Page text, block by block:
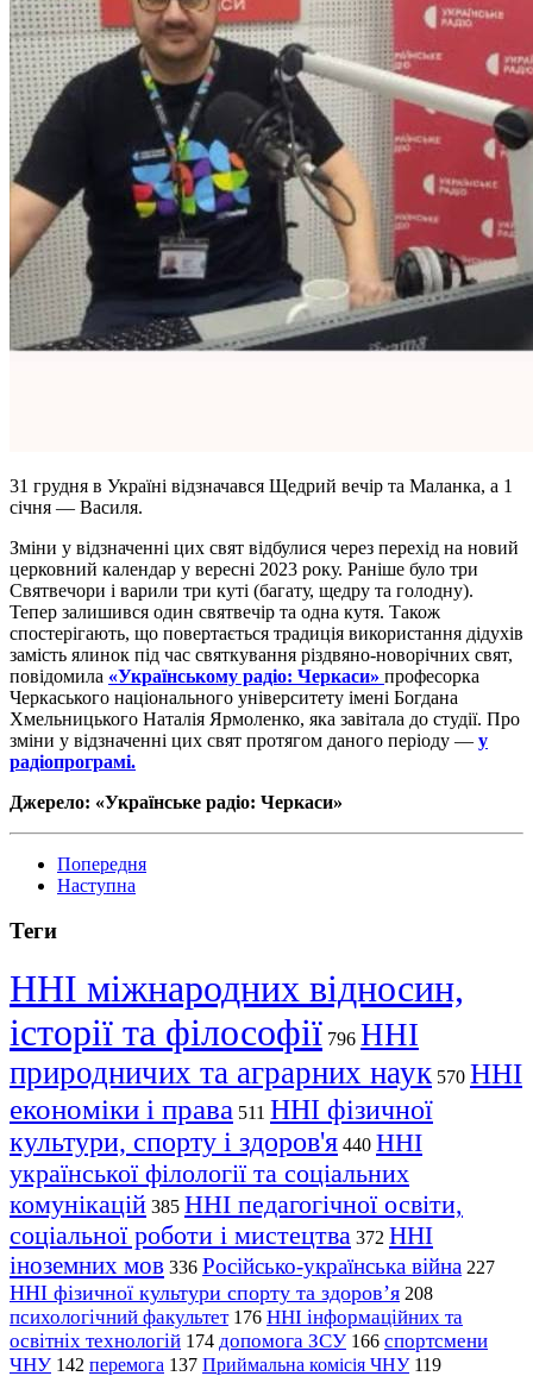
31 грудня в Україні відзначався Щедрий вечір та Маланка, а 1
січня — Василя.
Зміни у відзначенні цих свят відбулися через перехід на новий
церковний календар у вересні 2023 року. Раніше було три
Святвечори і варили три куті (багату, щедру та голодну).
Тепер залишився один святвечір та одна кутя. Також
спостерігають, що повертається традиція використання дідухів
замість ялинок під час святкування різдвяно-новорічних свят,
повідомила «Українському радіо: Черкаси» професорка
Черкаського національного університету імені Богдана
Хмельницького Наталія Ярмоленко, яка завітала до студії. Про
зміни у відзначенні цих свят протягом даного періоду — у
радіопрограмі.
Джерело: «Українське радіо: Черкаси»
Попередня
Наступна
Теги
ННІ міжнародних відносин,
історії та філософії 796 ННІ
природничих та аграрних наук 570 ННІ
економіки і права 511 ННІ фізичної
культури, спорту і здоров'я 440 ННІ
української філології та соціальних
комунікацій 385 ННІ педагогічної освіти,
соціальної роботи і мистецтва 372 ННІ
іноземних мов 336 Російсько-українська війна 227
ННІ фізичної культури спорту та здоров’я 208
психологічний факультет 176 ННІ інформаційних та
освітніх технологій 174 допомога ЗСУ 166 спортсмени
ЧНУ 142 перемога 137 Приймальна комісія ЧНУ 119